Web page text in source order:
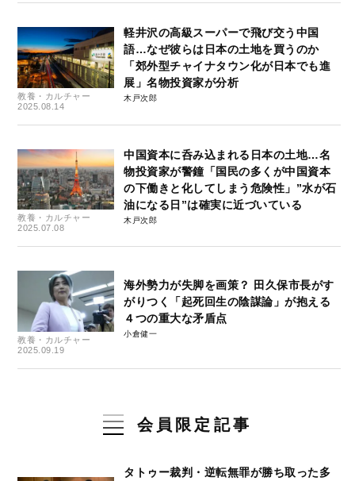
教養・カルチャー
2025.08.14
軽井沢の高級スーパーで飛び交う中国
語…なぜ彼らは日本の土地を買うのか
「郊外型チャイナタウン化が日本でも進
展」名物投資家が分析
木戸次郎
教養・カルチャー
2025.07.08
中国資本に呑み込まれる日本の土地…名
物投資家が警鐘「国民の多くが中国資本
の下働きと化してしまう危険性」”水が石
油になる日”は確実に近づいている
木戸次郎
教養・カルチャー
2025.09.19
海外勢力が失脚を画策？ 田久保市長がす
がりつく「起死回生の陰謀論」が抱える
４つの重大な矛盾点
小倉健一
会員限定記事
タトゥー裁判・逆転無罪が勝ち取った多